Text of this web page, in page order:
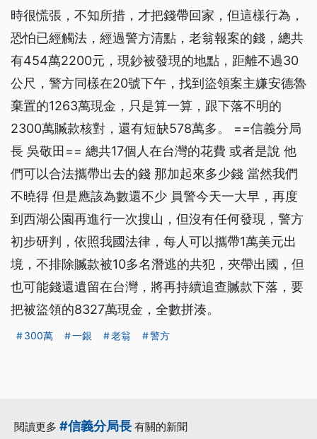
時很慌張，不知所措，才把錢帶回家，但這樣行為，
恐怕已經觸法，經過警方清點，老翁報案的錢，總共
有454萬2200元，現鈔被發現的地點，距離不過30
公尺，警方同樣在20號下午，找到盜領案主嫌安德魯
棄置的1263萬現金，只是算一算，跟下落不明的
2300萬贓款核對，還有短缺578萬多。 ==信義分局
長 吳敬田== 總共17個人在台灣的花費 或者是說 他
們可以合法攜帶出去的錢 那加起來多少錢 當然我們
不曉得 但是應該為數還不少 員警今天一大早，再度
到西湖公園再進行一次搜山，但沒有任何發現，警方
初步研判，依照我國法律，每人可以攜帶1萬美元出
境，不排除贓款被10多名潛逃的共犯，夾帶出國，但
也可能錢還遺留在台灣，將再持續追查贓款下落，要
把被盜領的8327萬現金，全數拼湊。
300萬 一銀 老翁 警方
閱讀更多 #信義分局長 有關的新聞